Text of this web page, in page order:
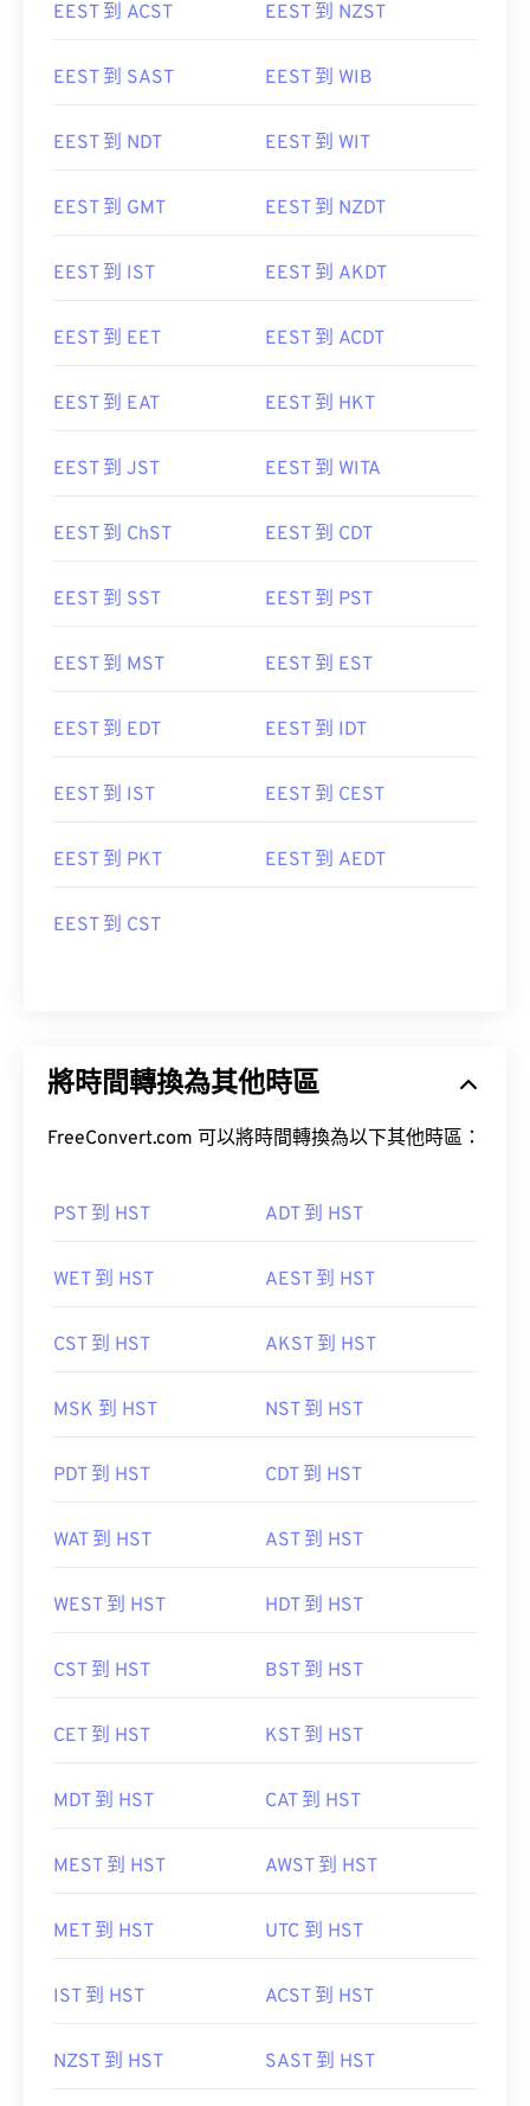
EEST 到 ACST EEST 到 NZST
EEST 到 SAST EEST 到 WIB
EEST 到 NDT EEST 到 WIT
EEST 到 GMT EEST 到 NZDT
EEST 到 IST EEST 到 AKDT
EEST 到 EET EEST 到 ACDT
EEST 到 EAT EEST 到 HKT
EEST 到 JST EEST 到 WITA
EEST 到 ChST EEST 到 CDT
EEST 到 SST EEST 到 PST
EEST 到 MST EEST 到 EST
EEST 到 EDT EEST 到 IDT
EEST 到 IST EEST 到 CEST
EEST 到 PKT EEST 到 AEDT
EEST 到 CST
將時間轉換為其他時區
FreeConvert.com 可以將時間轉換為以下其他時區：
PST 到 HST ADT 到 HST
WET 到 HST AEST 到 HST
CST 到 HST AKST 到 HST
MSK 到 HST NST 到 HST
PDT 到 HST CDT 到 HST
WAT 到 HST AST 到 HST
WEST 到 HST HDT 到 HST
CST 到 HST BST 到 HST
CET 到 HST KST 到 HST
MDT 到 HST CAT 到 HST
MEST 到 HST AWST 到 HST
MET 到 HST UTC 到 HST
IST 到 HST ACST 到 HST
NZST 到 HST SAST 到 HST